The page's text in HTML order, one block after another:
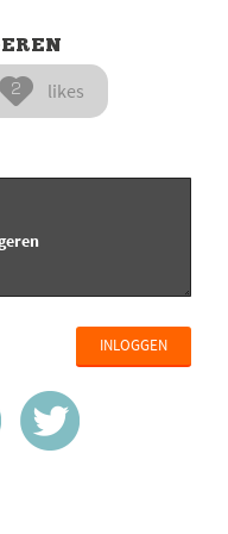
likes
INLOGGEN